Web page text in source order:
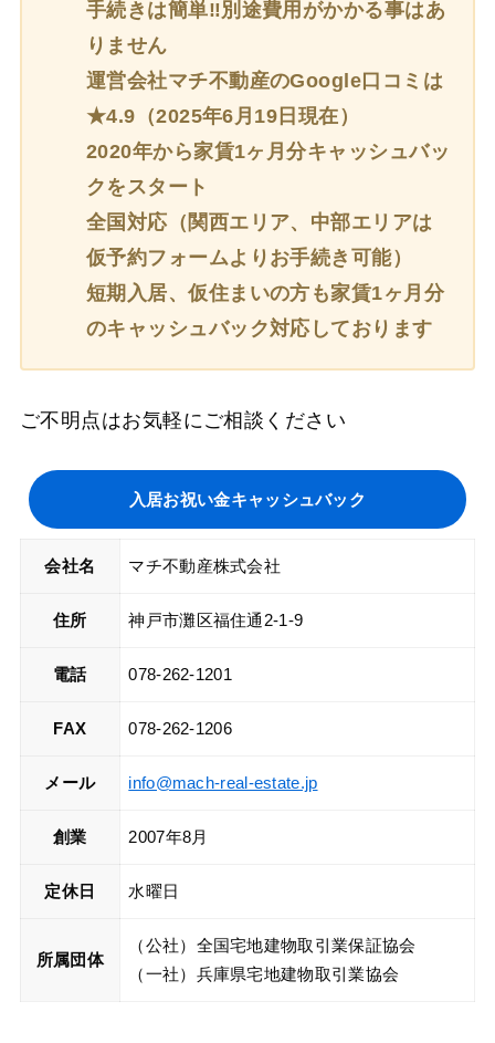
手続きは簡単‼別途費用がかかる事はあ
りません
運営会社マチ不動産のGoogle口コミは
★4.9（2025年6月19日現在）
2020年から家賃1ヶ月分キャッシュバッ
クをスタート
全国対応（関西エリア、中部エリアは
仮予約フォームよりお手続き可能）
短期入居、仮住まいの方も家賃1ヶ月分
のキャッシュバック対応しております
ご不明点はお気軽にご相談ください
入居お祝い金キャッシュバック
会社名 マチ不動産株式会社
住所 神戸市灘区福住通2-1-9
電話 078-262-1201
FAX 078-262-1206
メール info@mach-real-estate.jp
創業 2007年8月
定休日 水曜日
所属団体
（公社）全国宅地建物取引業保証協会
（一社）兵庫県宅地建物取引業協会